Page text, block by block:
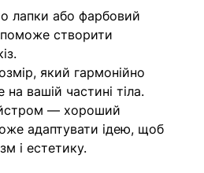
лапки або фарбовий
створити
який гармонійно
вашій частині тіла.
— хороший
адаптувати ідею, щоб
і естетику.